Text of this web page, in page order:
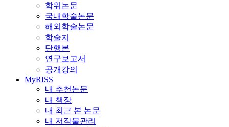
학위논문
국내학술논문
해외학술논문
학술지
단행본
연구보고서
공개강의
MyRISS
내 추천논문
내 책장
내 최근 본 논문
내 저작물관리